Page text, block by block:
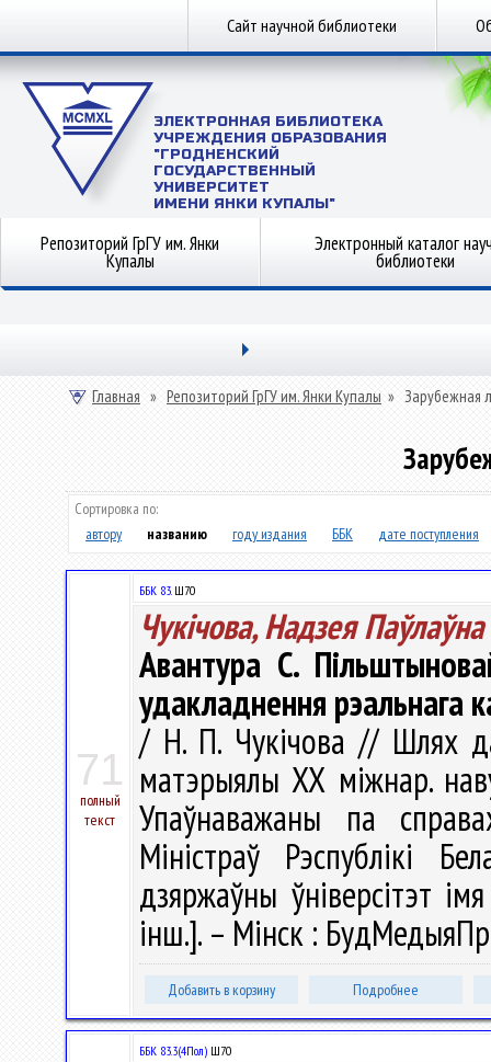
Сайт научной библиотеки
ЭЛЕКТРОННАЯ БИБЛИОТЕКА
УЧРЕЖДЕНИЯ ОБРАЗОВАНИЯ
"ГРОДНЕНСКИЙ
ГОСУДАРСТВЕННЫЙ
УНИВЕРСИТЕТ
ИМЕНИ ЯНКИ КУПАЛЫ"
Репозиторий ГрГУ им. Янки
Купалы
Электронный каталог
библиотеки
Главная » Репозиторий ГрГУ им. Янки Купалы » Зарубежная
Сортировка по:
автору
названию году издания ББК дате поступления
71
полный
текст
ББК 83.Ш70
Чукічова, Надзея Паўлаўна
Авантура С.
удакладнення рэальнага
/ Н. П. Чукічова // Шлях
матэрыялы ХХ міжнар.
Упаўнаважаны па
Міністраў Рэспублікі
дзяржаўны ўніверсітэт
інш.]. – Мінск :
Добавить в корзину Подробнее
ББК 83.3(4Пол) Ш70